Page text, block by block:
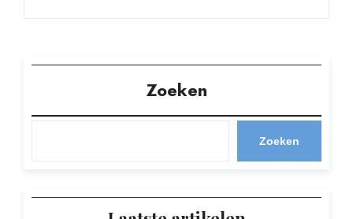
Zoeken
Zoeken